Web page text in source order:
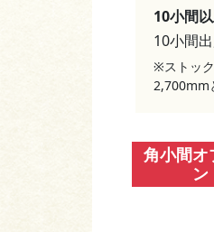
10小間
10小間
※ストッ
2,700mm
角小間オ
ン